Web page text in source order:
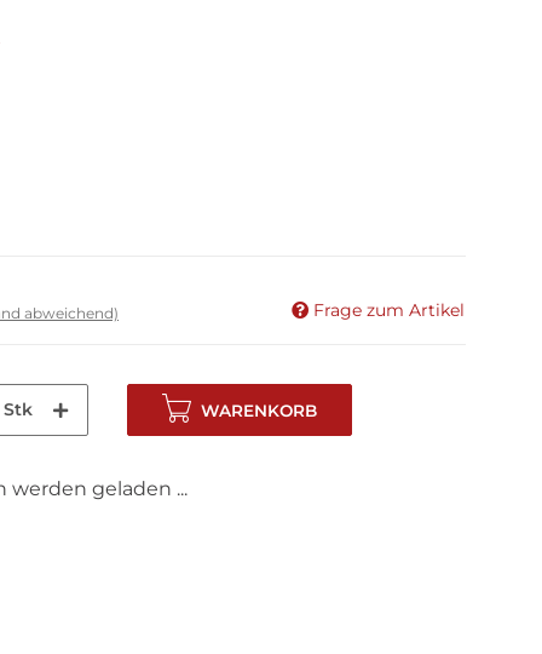
abweichend) Frage zum Artikel
Stk WARENKORB
werden geladen ...